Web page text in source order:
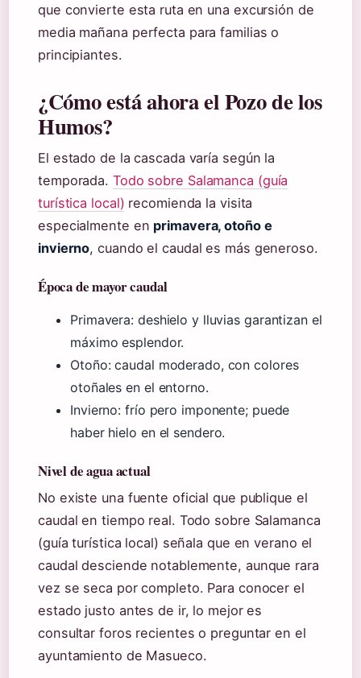
que convierte esta ruta en una excursión de
media mañana perfecta para familias o
principiantes.
¿Cómo está ahora el Pozo de los
Humos?
El estado de la cascada varía según la
temporada. Todo sobre Salamanca (guía
turística local) recomienda la visita
especialmente en primavera, otoño e
invierno, cuando el caudal es más generoso.
Época de mayor caudal
Primavera: deshielo y lluvias garantizan el
máximo esplendor.
Otoño: caudal moderado, con colores
otoñales en el entorno.
Invierno: frío pero imponente; puede
haber hielo en el sendero.
Nivel de agua actual
No existe una fuente oficial que publique el
caudal en tiempo real. Todo sobre Salamanca
(guía turística local) señala que en verano el
caudal desciende notablemente, aunque rara
vez se seca por completo. Para conocer el
estado justo antes de ir, lo mejor es
consultar foros recientes o preguntar en el
ayuntamiento de Masueco.